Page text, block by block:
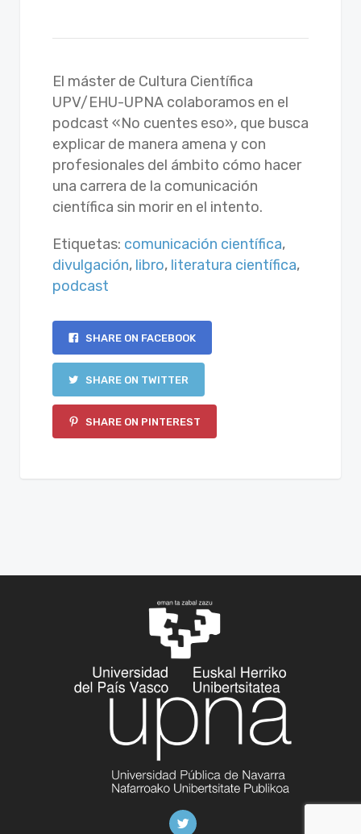
El máster de Cultura Científica
UPV/EHU-UPNA colaboramos en el
podcast «No cuentes eso», que busca
explicar de manera amena y con
profesionales del ámbito cómo hacer
una carrera de la comunicación
científica sin morir en el intento.
Etiquetas: comunicación científica,
divulgación, libro, literatura científica,
podcast
SHARE ON FACEBOOK
SHARE ON TWITTER
SHARE ON PINTEREST